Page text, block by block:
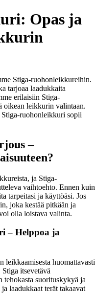
Opas ja
Stiga-ruohonleikkureihin.
tarjoaa laadukkaita
erilaisiin Stiga-
oikean leikkurin valintaan.
Stiga-ruohonleikkuri sopii
–
ja Stiga-
vaihtoehto. Ennen kuin
tarpeitasi ja käyttöäsi. Jos
joka kestää pitkään ja
olla loistava valinta.
– Helppoa ja
leikkaamisesta huomattavasti
itsevetävä
tehokasta suorituskykyä ja
laadukkaat terät takaavat